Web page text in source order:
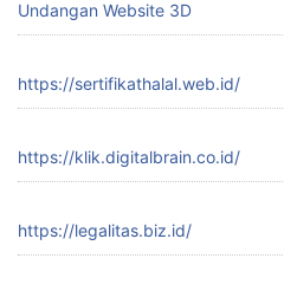
Undangan Website 3D
https://sertifikathalal.web.id/
https://klik.digitalbrain.co.id/
https://legalitas.biz.id/